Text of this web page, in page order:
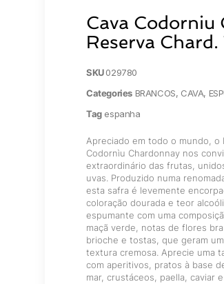
Cava Codorniu
Reserva
SKU029780
Categories BRANCOS, CAVA,
Tag espanha
Apreciado em todo o mundo, o
Codornìu Chardonnay nos
extraordinário das frutas,
uvas. Produzido numa
esta safra é levemente
coloração dourada e teor
espumante com uma
maçã verde, notas de flores
brioche e tostas, que geram
textura cremosa. Aprecie uma
com aperitivos, pratos à base
mar, crustáceos, paella, caviar